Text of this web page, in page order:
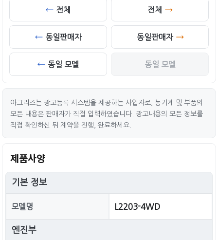
전체
동일판매자
동일 모델
전체
동일판매자
동일 모델
아그리즈는 광고등록 시스템을 제공하는 사업자로, 농기계 및 부품의
모든 내용은 판매자가 직접 입력하였습니다. 광고내용의 모든 정보를
직접 확인하신 뒤 계약을 진행, 완료하세요.
제품사양
기본 정보
모델명 L2203-4WD
엔진부